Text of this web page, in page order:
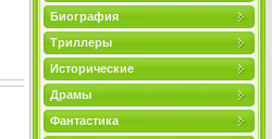
Биография
Триллеры
Исторические
Драмы
Фантастика